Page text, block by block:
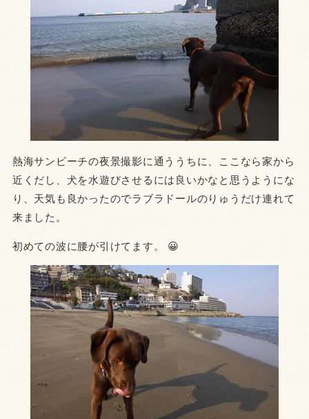
熱海サンビーチの夜景撮影に通ううちに、ここなら家から
近くだし、犬を水遊びさせるには良いかなと思うようにな
り、天気も良かったのでラブラドールのりゅうだけ連れて
来ました。
初めての波に腰が引けてます。 😀